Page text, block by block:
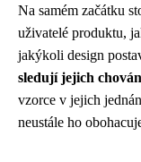
Na samém začátku
uživatelé produktu,
jakýkoli design
sledují jejich
vzorce v jejich
neustále ho